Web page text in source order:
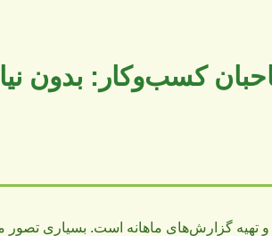
کسب‌وکار: بدون
و تهیه گزارش‌های ماهانه است. بسیاری تصور